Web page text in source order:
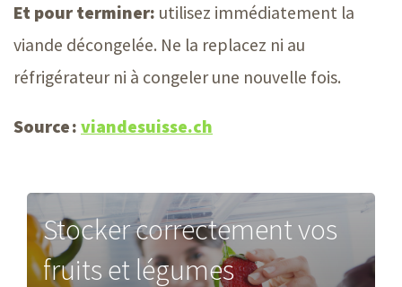
Et pour terminer: utilisez immédiatement la
viande décongelée. Ne la replacez ni au
réfrigérateur ni à congeler une nouvelle fois.
Source : viandesuisse.ch
Stocker correctement vos
fruits et légumes